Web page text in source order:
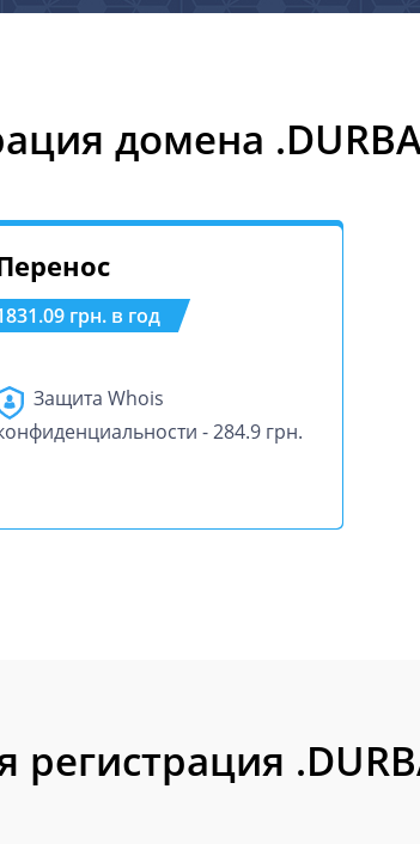
домена
грн. в год
Защита Whois
- 284.9 грн.
регистрация